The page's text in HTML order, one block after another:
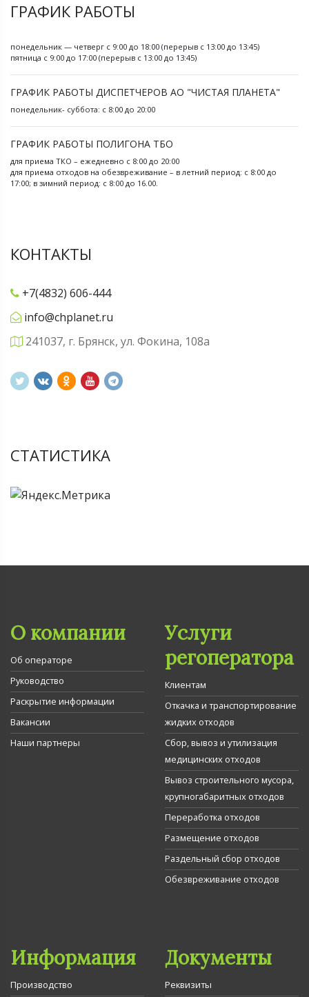
ГРАФИК РАБОТЫ
понедельник — четверг с 9:00 до 18:00 (перерыв с 13:00 до 13:45)
пятница с 9:00 до 17:00 (перерыв с 13:00 до 13:45)
ГРАФИК РАБОТЫ ДИСПЕТЧЕРОВ АО "ЧИСТАЯ ПЛАНЕТА"
понедельник- суббота: с 8:00 до 20:00
ГРАФИК РАБОТЫ ПОЛИГОНА ТБО
для приема ТКО – ежедневно с 8:00 до 20:00
для приема отходов на обезвреживание – в летний период: с 8:00 до
17:00; в зимний период: с 8:00 до 16.00.
КОНТАКТЫ
+7(4832) 606-444
info@chplanet.ru
241037, г. Брянск, ул. Фокина, 108а
СТАТИСТИКА
О компании
Об операторе
Руководство
Раскрытие информации
Вакансии
Наши партнеры
Услуги
регоператора
Клиентам
Откачка и транспортирование
жидких отходов
Сбор, вывоз и утилизация
медицинских отходов
Вывоз строительного мусора,
крупногабаритных отходов
Переработка отходов
Размещение отходов
Раздельный сбор отходов
Обезвреживание отходов
Информация
Производство
Документы
Реквизиты